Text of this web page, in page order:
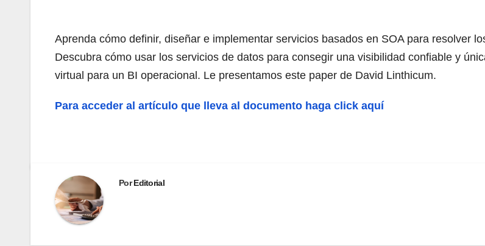
Aprenda cómo definir, diseñar e implementar servicios basados en SOA para resolver
Descubra cómo usar los servicios de datos para consegir una visibilidad confiable y
virtual para un BI operacional. Le presentamos este paper de David Linthicum.
Para acceder al artículo que lleva al documento haga click aquí
PorEditorial